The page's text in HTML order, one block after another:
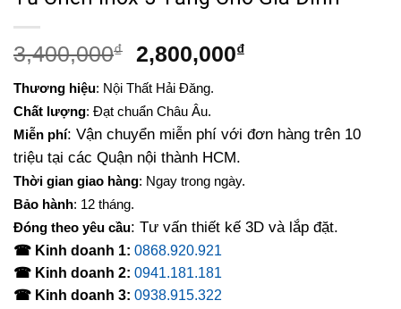
3,400,000₫
Giá
là:
3,400,000₫.
2,800,000₫Giá
2,800,000₫.
Thương hiệu: Nội Thất Hải Đăng.
Chất lượng: Đạt chuẩn Châu Âu.
Miễn phí: Vận chuyển miễn phí với đơn hàng trên 10
triệu tại các Quận nội thành HCM.
Thời gian giao hàng: Ngay trong ngày.
Bảo hành: 12 tháng.
Đóng theo yêu cầu: Tư vấn thiết kế 3D và lắp đặt.
☎ Kinh doanh 1: 0868.920.921
☎ Kinh doanh 2: 0941.181.181
☎ Kinh doanh 3: 0938.915.322